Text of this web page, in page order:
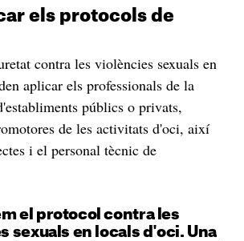
els protocols de
contra les violències sexuals en
aplicar els professionals de la
públics o privats,
de les activitats d'oci, així
i el personal tècnic de
el protocol contra les
sexuals en locals d'oci. Una